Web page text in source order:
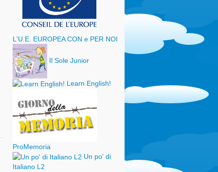
L'U.E. EUROPEA CON e PER NOI
Il Sole Junior
Learn English!
ProMemoria
Un po' di
Italiano L2